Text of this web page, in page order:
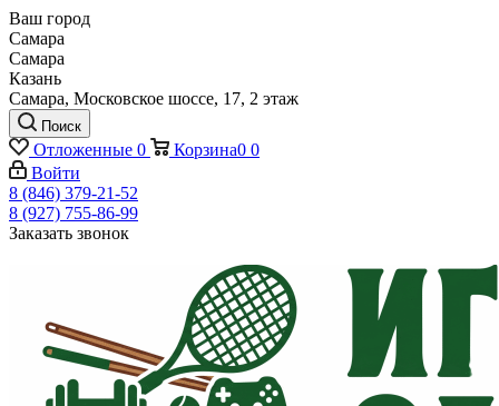
Ваш город
Самара
Самара
Казань
Самара, Московское шоссе, 17, 2 этаж
Поиск
Отложенные 0 Корзина0 0
Войти
8 (846) 379-21-52
8 (927) 755-86-99
Заказать звонок